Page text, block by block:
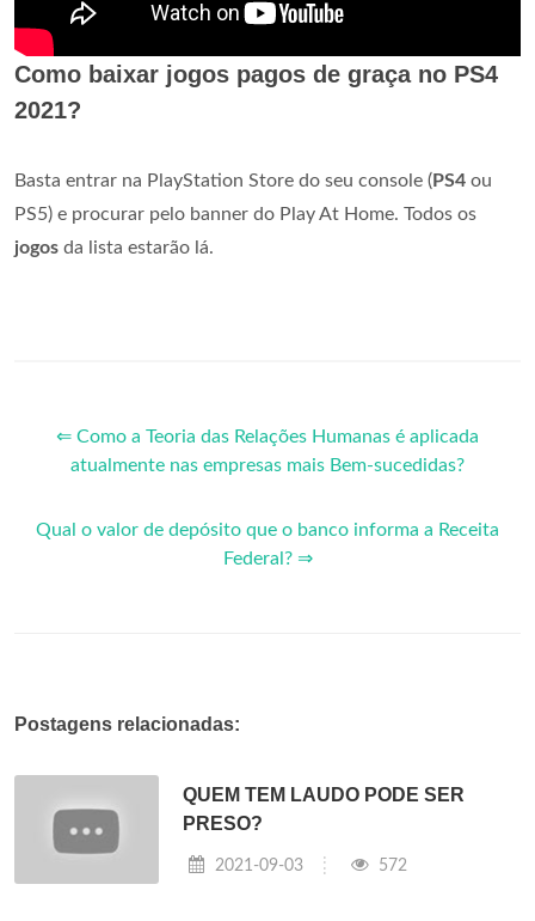
Como baixar jogos pagos de graça no PS4
2021?
Basta entrar na PlayStation Store do seu console (PS4 ou
PS5) e procurar pelo banner do Play At Home. Todos os
jogos da lista estarão lá.
⇐ Como a Teoria das Relações Humanas é aplicada
atualmente nas empresas mais Bem-sucedidas?
Qual o valor de depósito que o banco informa a Receita
Federal? ⇒
Postagens relacionadas:
QUEM TEM LAUDO PODE SER
PRESO?
2021-09-03 572